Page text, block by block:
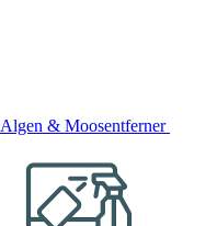
Algen & Moosentferner